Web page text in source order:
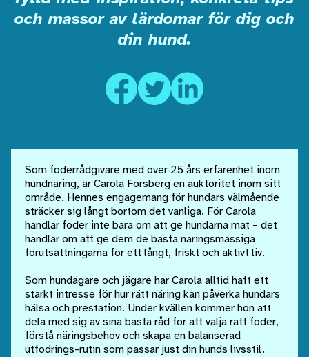
och massor av lärdomar för dig och
din hund.
Som foderrådgivare med över 25 års erfaren­het inom
hundnäring, är Carola Forsberg en auktoritet inom sitt
område. Hennes enga­gemang för hundars välmående
sträcker sig långt bortom det vanliga. För Carola
handlar foder inte bara om att ge hundarna mat – det
handlar om att ge dem de bästa näringsmäs­siga
förutsättningarna för ett långt, friskt och aktivt liv.
Som hundägare och jägare har Carola alltid haft ett
starkt intresse för hur rätt näring kan påverka hundars
hälsa och prestation. Under kvällen kommer hon att
dela med sig av sina bästa råd för att välja rätt foder,
förstå närings­behov och skapa en balanserad
utfodrings-rutin som passar just din hunds livsstil.